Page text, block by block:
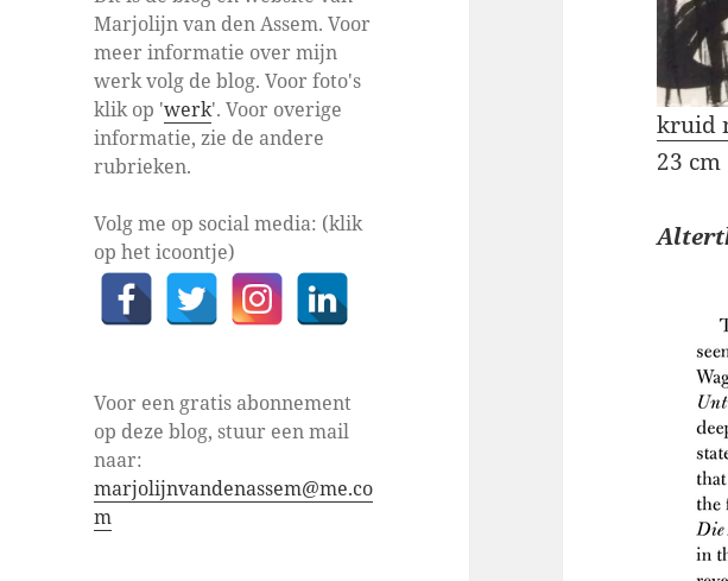
Marjolijn van den Assem. Voor
meer informatie over mijn
werk volg de blog. Voor foto's
klik op 'werk'. Voor overige
informatie, zie de andere
rubrieken.
Volg me op social media: (klik
op het icoontje)
Voor een gratis abonnement
op deze blog, stuur een mail
naar:
marjolijnvandenassem@me.co
m
kruid
23 cm